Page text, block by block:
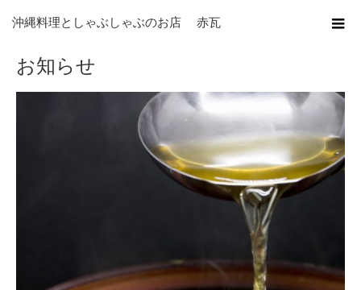
沖縄料理としゃぶしゃぶのお店 赤瓦
ブログ
お知らせ
お知らせ